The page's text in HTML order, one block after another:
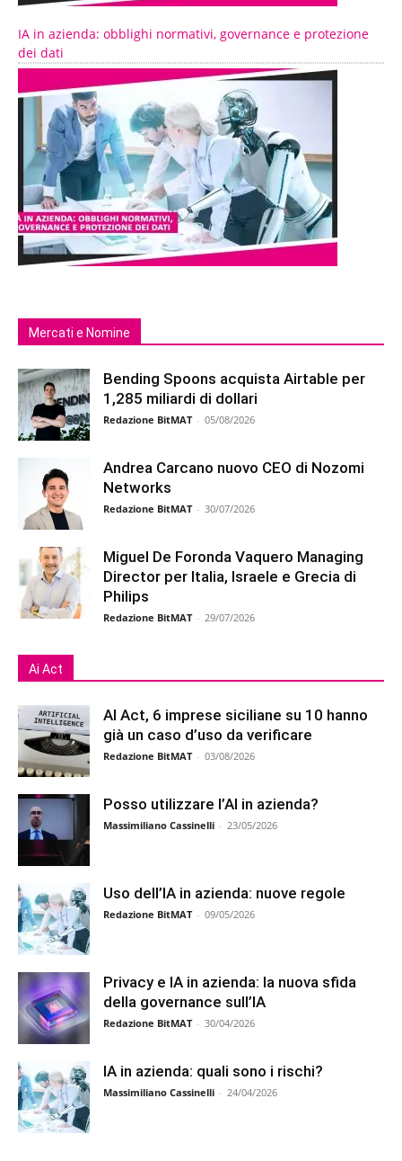
IA in azienda: obblighi normativi, governance e protezione
dei dati
Mercati e Nomine
Bending Spoons acquista Airtable per
1,285 miliardi di dollari
Redazione BitMAT - 05/08/2026
Andrea Carcano nuovo CEO di Nozomi
Networks
Redazione BitMAT - 30/07/2026
Miguel De Foronda Vaquero Managing
Director per Italia, Israele e Grecia di
Philips
Redazione BitMAT - 29/07/2026
Ai Act
AI Act, 6 imprese siciliane su 10 hanno
già un caso d’uso da verificare
Redazione BitMAT - 03/08/2026
Posso utilizzare l’AI in azienda?
Massimiliano Cassinelli - 23/05/2026
Uso dell’IA in azienda: nuove regole
Redazione BitMAT - 09/05/2026
Privacy e IA in azienda: la nuova sfida
della governance sull’IA
Redazione BitMAT - 30/04/2026
IA in azienda: quali sono i rischi?
Massimiliano Cassinelli - 24/04/2026